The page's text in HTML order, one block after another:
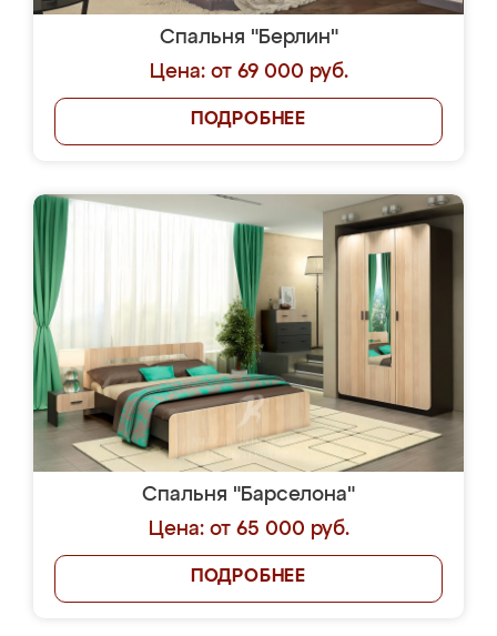
Спальня "Берлин"
Цена: от 69 000 руб.
ПОДРОБНЕЕ
Спальня "Барселона"
Цена: от 65 000 руб.
ПОДРОБНЕЕ